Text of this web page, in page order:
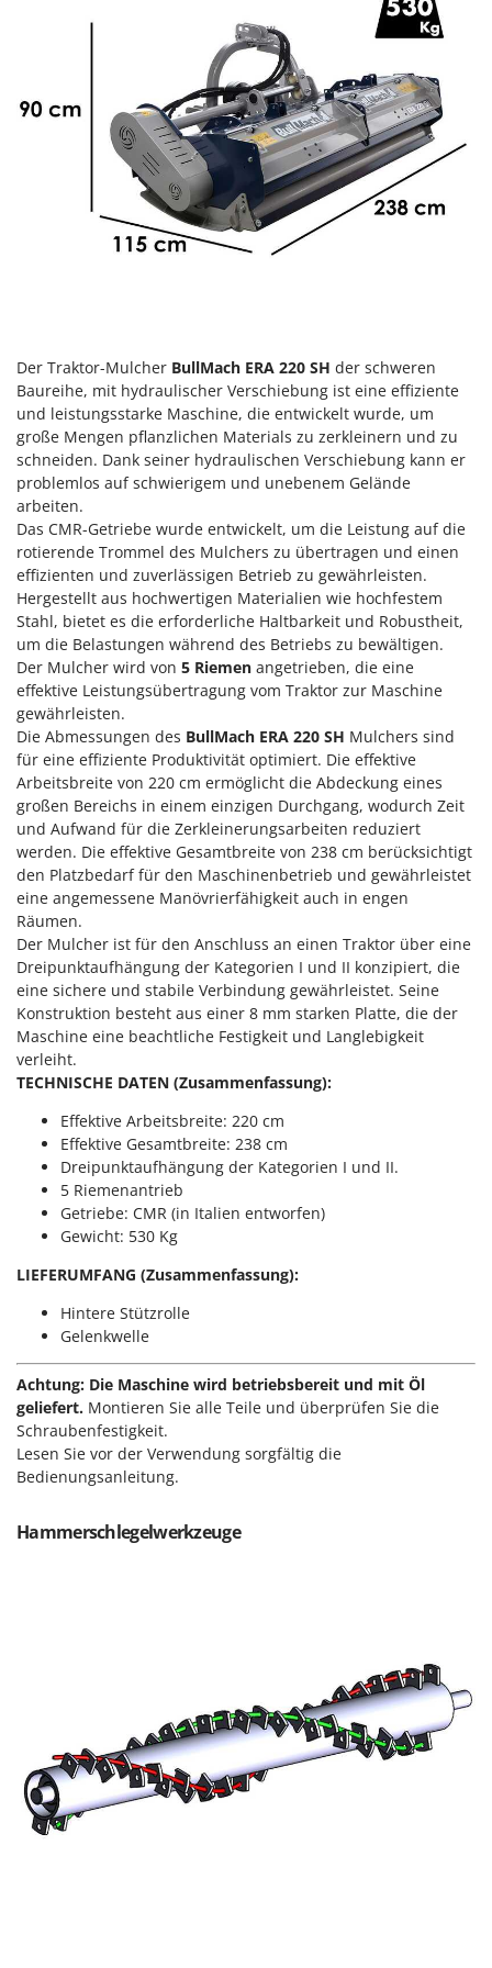
Heizkanonen und Elektroheizer
Hochdruckreiniger
Hochgrasmäher
Holzbacköfen Außenbereich für Pizza und Braten
Holzspalter
Hubwagen
Kartoffelroder für Traktoren
Kehrmaschinen
Kettensägen
Kippbare Heckschaufeln für Traktoren
Klimaanlagen – Klimageräte
Knetmaschinen
Knochensägen
Kompressoren - elektrisch
Kompressoren für Ernte und Baumschnitt
Kreiseleggen
Küchenreiben - elektrisch
Kükenaufzuchtboxen
L
Laderampe aus Aluminium
Laubsauger - Laubbläser
Laubsauger auf Rädern
Luftentfeuchter
Luftkühler mit Wasserverdunstung
M
Mähroboter
Maisentkörnungsmaschinen
Manuelle Heckenscheren
Mehrzweck-Sauggeräte
Minibacköfen
Motorhacken - Gartenfräsen
Motorspritzen
Mulcher für Traktor
N
Notstromaggregat
Nudelmaschinen
O
Obstmühlen Obsthäcksler Obstmuser
Obstpressen
Olivenernter und Schüttler
Pelletpressen
Poolstaubsauger
R
Rasenmäher
Comet
CTEK
Dal Degan
DCG
Diesse
Docma
Dominion
Dreame
E
Echo
EcoFlow
Edilmark
Effeuno
Einhell
Elegen
Energy Gruppi
Enotecnica Pillan
Eschenfelder
EuroMech
Eurosystems
F
FAC
Fama Industrie
Famag
Famur
FARMER
Ferrari Group
Ferroni
Ferrua
FIAC
FIEM
FINI
Fiorentini
Fiskars
Flymo
Fontana Forni
Francini
Gierre
Ginko - MGM
Gipeco
Der Traktor-Mulcher BullMach ERA 220 SH der schweren
Baureihe, mit hydraulischer Verschiebung ist eine effiziente
und leistungsstarke Maschine, die entwickelt wurde, um
große Mengen pflanzlichen Materials zu zerkleinern und zu
schneiden. Dank seiner hydraulischen Verschiebung kann er
problemlos auf schwierigem und unebenem Gelände
arbeiten.
Das CMR-Getriebe wurde entwickelt, um die Leistung auf die
rotierende Trommel des Mulchers zu übertragen und einen
effizienten und zuverlässigen Betrieb zu gewährleisten.
Hergestellt aus hochwertigen Materialien wie hochfestem
Stahl, bietet es die erforderliche Haltbarkeit und Robustheit,
um die Belastungen während des Betriebs zu bewältigen.
Der Mulcher wird von 5 Riemen angetrieben, die eine
effektive Leistungsübertragung vom Traktor zur Maschine
gewährleisten.
Die Abmessungen des BullMach ERA 220 SH Mulchers sind
für eine effiziente Produktivität optimiert. Die effektive
Arbeitsbreite von 220 cm ermöglicht die Abdeckung eines
großen Bereichs in einem einzigen Durchgang, wodurch Zeit
und Aufwand für die Zerkleinerungsarbeiten reduziert
werden. Die effektive Gesamtbreite von 238 cm berücksichtigt
den Platzbedarf für den Maschinenbetrieb und gewährleistet
eine angemessene Manövrierfähigkeit auch in engen
Räumen.
Der Mulcher ist für den Anschluss an einen Traktor über eine
Dreipunktaufhängung der Kategorien I und II konzipiert, die
eine sichere und stabile Verbindung gewährleistet. Seine
Konstruktion besteht aus einer 8 mm starken Platte, die der
Maschine eine beachtliche Festigkeit und Langlebigkeit
verleiht.
TECHNISCHE DATEN (Zusammenfassung):
Effektive Arbeitsbreite: 220 cm
Effektive Gesamtbreite: 238 cm
Dreipunktaufhängung der Kategorien I und II.
5 Riemenantrieb
Getriebe: CMR (in Italien entworfen)
Gewicht: 530 Kg
LIEFERUMFANG (Zusammenfassung):
Hintere Stützrolle
Gelenkwelle
Achtung: Die Maschine wird betriebsbereit und mit Öl
geliefert. Montieren Sie alle Teile und überprüfen Sie die
Schraubenfestigkeit.
Lesen Sie vor der Verwendung sorgfältig die
Bedienungsanleitung.
Hammerschlegelwerkzeuge